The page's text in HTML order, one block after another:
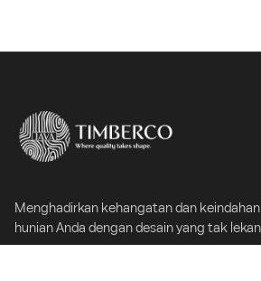
Menghadirkan kehangatan dan keindahan
hunian Anda dengan desain yang tak